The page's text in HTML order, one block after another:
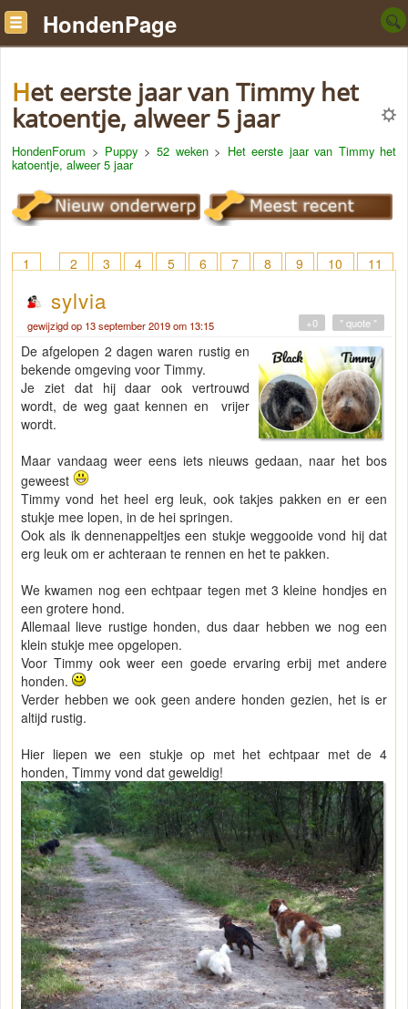
HondenPage
Het eerste jaar van Timmy het
katoentje, alweer 5 jaar
HondenForum > Puppy > 52 weken> Het eerste jaar van Timmy het
katoentje, alweer 5 jaar
1 2 3 4 5 6 7 8 9 10
11
sylvia
gewijzigd op 13 september 2019 om 13:15 " quote "
+0
De afgelopen 2 dagen waren rustig en
bekende omgeving voor Timmy.
Je ziet dat hij daar ook vertrouwd
wordt, de weg gaat kennen en vrijer
wordt.
Maar vandaag weer eens iets nieuws gedaan, naar het bos
geweest
Timmy vond het heel erg leuk, ook takjes pakken en er een
stukje mee lopen, in de hei springen.
Ook als ik dennenappeltjes een stukje weggooide vond hij dat
erg leuk om er achteraan te rennen en het te pakken.
We kwamen nog een echtpaar tegen met 3 kleine hondjes en
een grotere hond.
Allemaal lieve rustige honden, dus daar hebben we nog een
klein stukje mee opgelopen.
Voor Timmy ook weer een goede ervaring erbij met andere
honden.
Verder hebben we ook geen andere honden gezien, het is er
altijd rustig.
Hier liepen we een stukje op met het echtpaar met de 4
honden, Timmy vond dat geweldig!